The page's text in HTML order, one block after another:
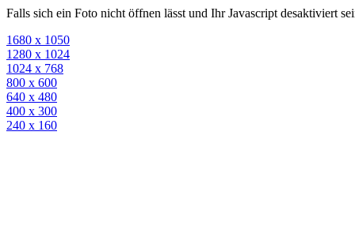
Falls sich ein Foto nicht öffnen lässt und Ihr Javascript desaktiviert
1680 x 1050
1280 x 1024
1024 x 768
800 x 600
640 x 480
400 x 300
240 x 160